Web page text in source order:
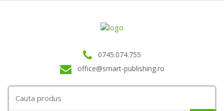
0745.074.755
office@smart-publishing.ro
for: